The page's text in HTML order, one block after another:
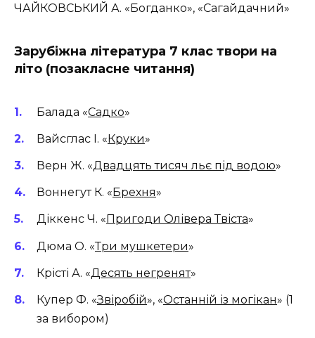
ЧАЙКОВСЬКИЙ А. «Богданко», «Сагайдачний»
Зарубіжна література 7 клас твори на
літо (позакласне читання)
Балада «Садко»
Вайсглас І. «Круки»
Верн Ж. «Двадцять тисяч льє під водою»
Воннегут К. « Брехня»
Діккенс Ч. « Пригоди Олівера Твіста»
Дюма О. «Три мушкетери»
Крісті А. «Десять негренят»
Купер Ф. «Звіробій», «Останній із могікан» (1
за вибором)